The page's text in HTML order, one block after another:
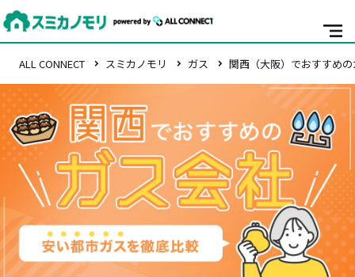
ALL CONNECT スミカノモリ ガス 関西（大阪）でおすすめ